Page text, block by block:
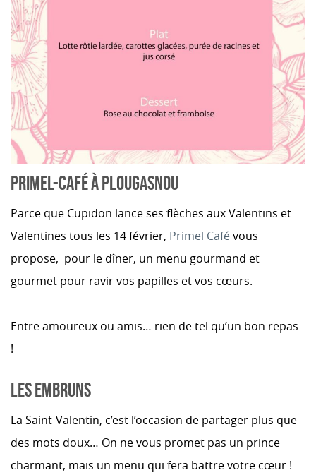
PRIMEL-CAFÉ À PLOUGASNOU
Parce que Cupidon lance ses flèches aux Valentins et
Valentines tous les 14 février, Primel Cafévous
propose, pour le dîner, un menu gourmand et
gourmet pour ravir vos papilles et vos cœurs.
Entre amoureux ou amis… rien de tel qu’un bon repas
!
LES EMBRUNS
La Saint-Valentin, c’est l’occasion de partager plus que
des mots doux… On ne vous promet pas un prince
charmant, mais un menu qui fera battre votre cœur !